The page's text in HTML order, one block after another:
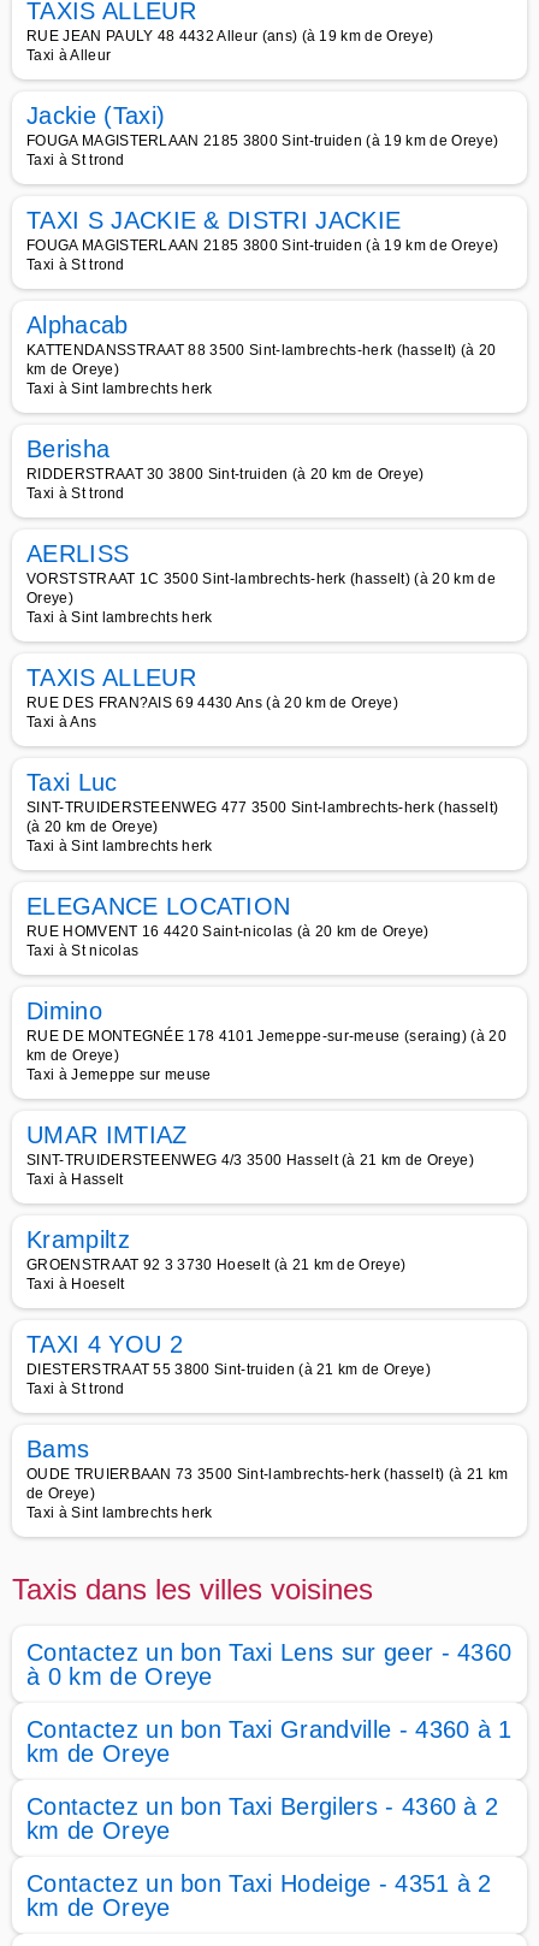
TAXIS ALLEUR
RUE JEAN PAULY 48 4432 Alleur (ans) (à 19 km de Oreye)
Taxi à Alleur
Jackie (Taxi)
FOUGA MAGISTERLAAN 2185 3800 Sint-truiden (à 19 km de Oreye)
Taxi à St trond
TAXI S JACKIE & DISTRI JACKIE
FOUGA MAGISTERLAAN 2185 3800 Sint-truiden (à 19 km de Oreye)
Taxi à St trond
Alphacab
KATTENDANSSTRAAT 88 3500 Sint-lambrechts-herk (hasselt) (à 20
km de Oreye)
Taxi à Sint lambrechts herk
Berisha
RIDDERSTRAAT 30 3800 Sint-truiden (à 20 km de Oreye)
Taxi à St trond
AERLISS
VORSTSTRAAT 1C 3500 Sint-lambrechts-herk (hasselt) (à 20 km de
Oreye)
Taxi à Sint lambrechts herk
TAXIS ALLEUR
RUE DES FRAN?AIS 69 4430 Ans (à 20 km de Oreye)
Taxi à Ans
Taxi Luc
SINT-TRUIDERSTEENWEG 477 3500 Sint-lambrechts-herk (hasselt)
(à 20 km de Oreye)
Taxi à Sint lambrechts herk
ELEGANCE LOCATION
RUE HOMVENT 16 4420 Saint-nicolas (à 20 km de Oreye)
Taxi à St nicolas
Dimino
RUE DE MONTEGNÉE 178 4101 Jemeppe-sur-meuse (seraing) (à 20
km de Oreye)
Taxi à Jemeppe sur meuse
UMAR IMTIAZ
SINT-TRUIDERSTEENWEG 4/3 3500 Hasselt (à 21 km de Oreye)
Taxi à Hasselt
Krampiltz
GROENSTRAAT 92 3 3730 Hoeselt (à 21 km de Oreye)
Taxi à Hoeselt
TAXI 4 YOU 2
DIESTERSTRAAT 55 3800 Sint-truiden (à 21 km de Oreye)
Taxi à St trond
Bams
OUDE TRUIERBAAN 73 3500 Sint-lambrechts-herk (hasselt) (à 21 km
de Oreye)
Taxi à Sint lambrechts herk
Taxis dans les villes voisines
Contactez un bon Taxi Lens sur geer - 4360
à 0 km de Oreye
Contactez un bon Taxi Grandville - 4360 à 1
km de Oreye
Contactez un bon Taxi Bergilers - 4360 à 2
km de Oreye
Contactez un bon Taxi Hodeige - 4351 à 2
km de Oreye